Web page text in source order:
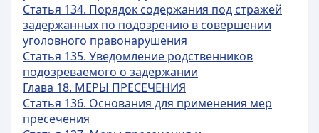
Статья 134. Порядок содержания под стражей
задержанных по подозрению в совершении
уголовного правонарушения
Статья 135. Уведомление родственников
подозреваемого о задержании
Глава 18. МЕРЫ ПРЕСЕЧЕНИЯ
Статья 136. Основания для применения мер
пресечения